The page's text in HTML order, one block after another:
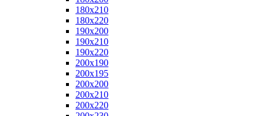
180x210
180x220
190x200
190x210
190x220
200x190
200x195
200x200
200x210
200x220